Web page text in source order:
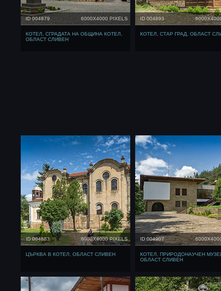
ID 004879 6000X4000 PIXELS
КОТЕЛ, СГРАДАТА НА ОБЩИНА КОТЕЛ,
ОБЛАСТ СЛИВЕН
ID 004893
КОТЕЛ, СТАР ГРАД, ОБЛАСТ
ID 004883 6000X4000 PIXELS
ЦЪРКВА В КОТЕЛ, ОБЛАСТ СЛИВЕН
ID 004907
КОТЕЛ, ПРИРОДОНАУЧЕН
ОБЛАСТ СЛИВЕН